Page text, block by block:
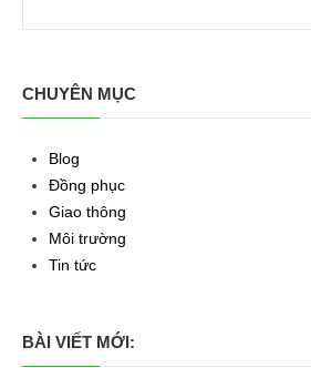
CHUYÊN MỤC
Blog
Đồng phục
Giao thông
Môi trường
Tin tức
BÀI VIẾT MỚI: